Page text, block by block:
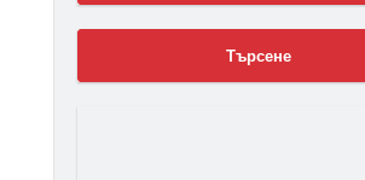
Търсене